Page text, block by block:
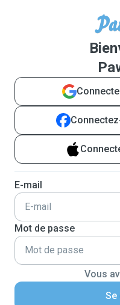
E-mail
Mot de passe
Vous
Se